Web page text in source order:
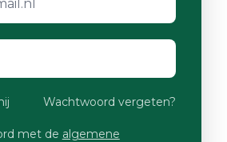
Wachtwoord vergeten?
met de algemene